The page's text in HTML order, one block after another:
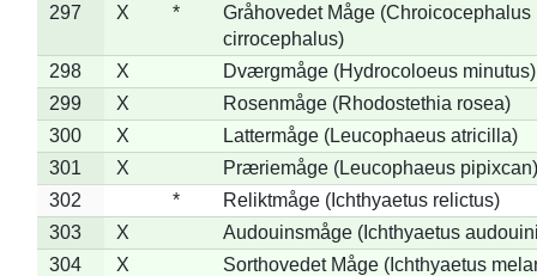
297
X *
Gråhovedet Måge (Chroicocephalus
cirrocephalus)
298
X
Dværgmåge (Hydrocoloeus minutus)
299
X
Rosenmåge (Rhodostethia rosea)
300
X
Lattermåge (Leucophaeus atricilla)
301
X
Præriemåge (Leucophaeus pipixcan)
302
*
Reliktmåge (Ichthyaetus relictus)
303
X
Audouinsmåge (Ichthyaetus
304
X
Sorthovedet Måge (Ichthyaetus